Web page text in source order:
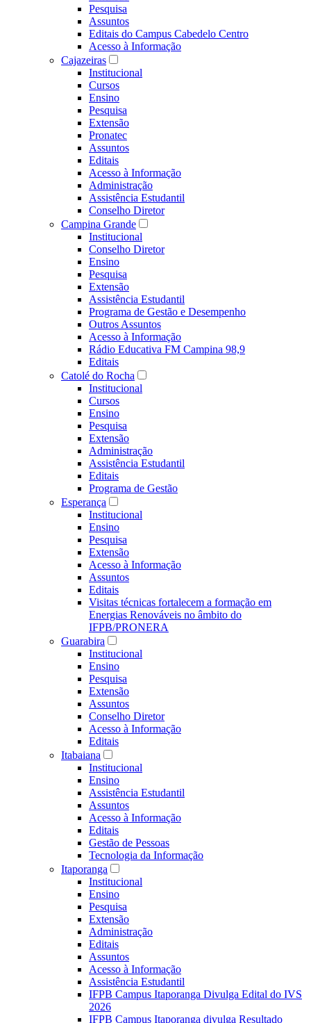
Pesquisa
Assuntos
Editais do Campus Cabedelo Centro
Acesso à Informação
Cajazeiras
Institucional
Cursos
Ensino
Pesquisa
Extensão
Pronatec
Assuntos
Editais
Acesso à Informação
Administração
Assistência Estudantil
Conselho Diretor
Campina Grande
Institucional
Conselho Diretor
Ensino
Pesquisa
Extensão
Assistência Estudantil
Programa de Gestão e Desempenho
Outros Assuntos
Acesso à Informação
Rádio Educativa FM Campina 98,9
Editais
Catolé do Rocha
Institucional
Cursos
Ensino
Pesquisa
Extensão
Administração
Assistência Estudantil
Editais
Programa de Gestão
Esperança
Institucional
Ensino
Pesquisa
Extensão
Acesso à Informação
Assuntos
Editais
Visitas técnicas fortalecem a formação em
Energias Renováveis no âmbito do
IFPB/PRONERA
Guarabira
Institucional
Ensino
Pesquisa
Extensão
Assuntos
Conselho Diretor
Acesso à Informação
Editais
Itabaiana
Institucional
Ensino
Assistência Estudantil
Assuntos
Acesso à Informação
Editais
Gestão de Pessoas
Tecnologia da Informação
Itaporanga
Institucional
Ensino
Pesquisa
Extensão
Administração
Editais
Assuntos
Acesso à Informação
Assistência Estudantil
IFPB Campus Itaporanga Divulga Edital do IVS
2026
IFPB Campus Itaporanga divulga Resultado